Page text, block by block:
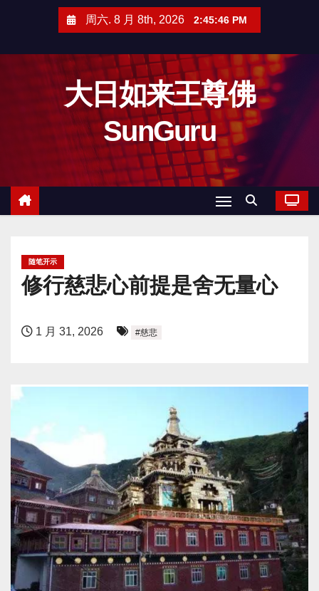
周六. 8 月 8th, 2026 2:45:48 PM
大日如来王尊佛
SunGuru
随笔开示
修行慈悲心前提是舍无量心
1 月 31, 2026 #慈悲